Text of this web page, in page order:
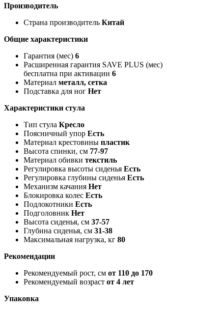
Производитель
Страна производитель Китай
Общие характеристики
Гарантия (мес) 6
Расширенная гарантия SAVE PLUS (мес)
бесплатна при активации 6
Материал металл, сетка
Подставка для ног Нет
Характеристики стула
Тип стула Кресло
Поясничный упор Есть
Материал крестовины пластик
Высота спинки, см 77-97
Материал обивки текстиль
Регулировка высоты сиденья Есть
Регулировка глубины сиденья Есть
Механизм качания Нет
Блокировка колес Есть
Подлокотники Есть
Подголовник Нет
Высота сиденья, см 37-57
Глубина сиденья, см 31-38
Максимальная нагрузка, кг 80
Рекомендации
Рекомендуемый рост, см от 110 до 170
Рекомендуемый возраст от 4 лет
Упаковка